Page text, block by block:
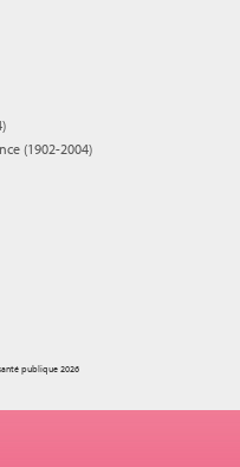
(1902-2004)
publique 2026